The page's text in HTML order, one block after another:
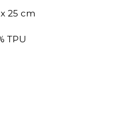
25 cm
TPU